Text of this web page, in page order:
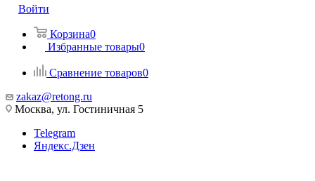
Войти
Корзина0
Избранные товары0
Сравнение товаров0
zakaz@retong.ru
Москва, ул. Гостиничная 5
Telegram
Яндекс.Дзен